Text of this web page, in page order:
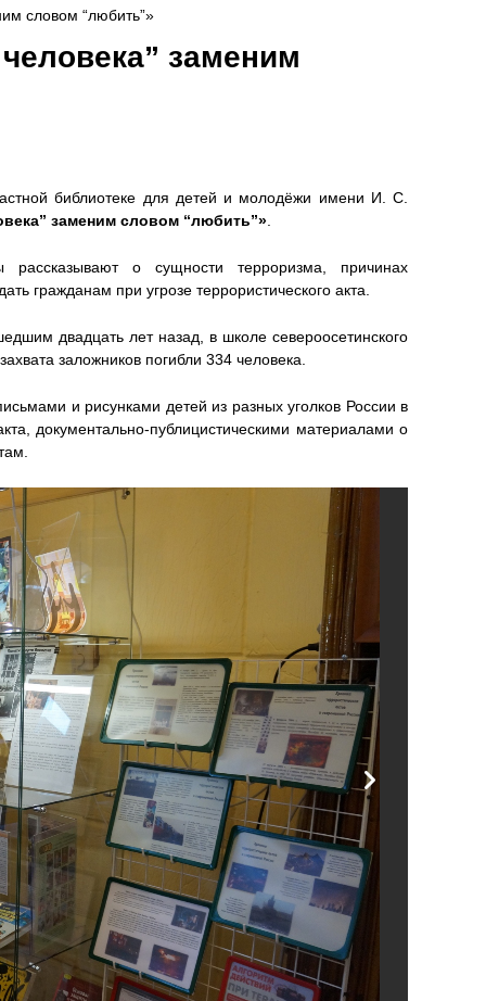
словом “любить”»
заменим
библиотеке для детей и молодёжи имени И. С.
заменим словом “любить”»
о сущности терроризма, причинах
гражданам при угрозе террористического акта.
двадцать лет назад, в школе североосетинского
заложников погибли 334 человека.
и рисунками детей из разных уголков России в
документально-публицистическими материалами о